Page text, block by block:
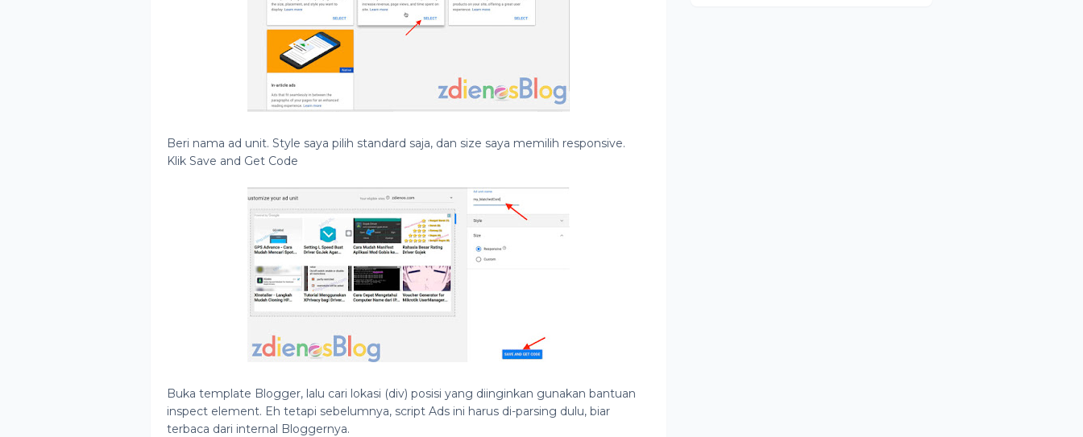
Beri nama ad unit. Style saya pilih standard saja, dan size saya memilih responsive.
Klik Save and Get Code
Buka template Blogger, lalu cari lokasi (div) posisi yang diinginkan gunakan bantuan
inspect element. Eh tetapi sebelumnya, script Ads ini harus di-parsing dulu, biar
terbaca dari internal Bloggernya.